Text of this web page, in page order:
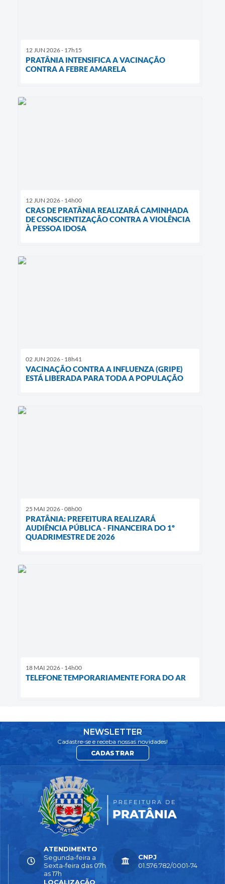
12 JUN 2026 - 17h15
PRATÂNIA INTENSIFICA A VACINAÇÃO
CONTRA A FEBRE AMARELA
12 JUN 2026 - 14h00
CRAS DE PRATÂNIA REALIZARÁ CAMINHADA
DE CONSCIENTIZAÇÃO CONTRA A VIOLÊNCIA
À PESSOA IDOSA
02 JUN 2026 - 18h41
VACINAÇÃO CONTRA A INFLUENZA (GRIPE)
ESTÁ LIBERADA PARA TODA A POPULAÇÃO
25 MAI 2026 - 08h00
PRATÂNIA: PREFEITURA REALIZARÁ
AUDIÊNCIA PÚBLICA - FINANCEIRA DO 1º
QUADRIMESTRE DE 2026
18 MAI 2026 - 14h00
TELEFONE TEMPORARIAMENTE FORA DO AR
NEWSLETTER
Cadastre-se e receba nossas novidades!
CADASTRAR
LOCALIZAÇÃO
ATENDIMENTO
Segunda-feira a
Sexta-feira das 07h
as 17h
CNPJ
01.576.782/0001-74